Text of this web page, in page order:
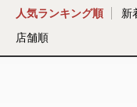
人気ランキング順 新
店舗順